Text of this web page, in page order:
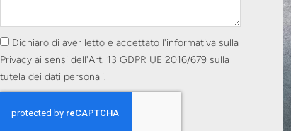
Dichiaro di aver letto e accettato l'informativa sulla
Privacy ai sensi dell'Art. 13 GDPR UE 2016/679 sulla
tutela dei dati personali.